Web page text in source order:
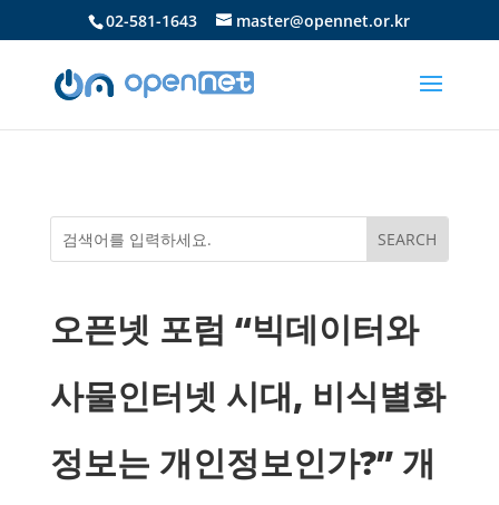
02-581-1643 master@opennet.or.kr
오픈넷 포럼 “빅데이터와
사물인터넷 시대, 비식별화
정보는 개인정보인가?” 개